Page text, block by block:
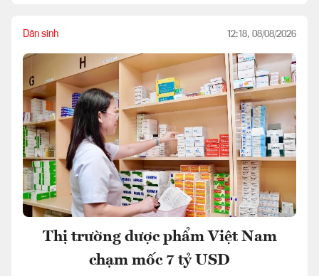
Dân sinh 12:18, 08/08/2026
Thị trường dược phẩm Việt Nam
chạm mốc 7 tỷ USD